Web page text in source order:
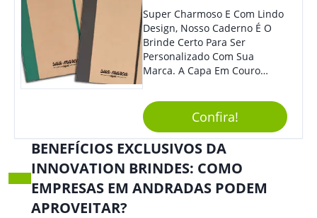
Super Charmoso E Com Lindo
Design, Nosso Caderno É O
Brinde Certo Para Ser
Personalizado Com Sua
Marca. A Capa Em Couro
Elástico Permite Maior
Segurança Ao Carregá-Lo.
Ofereça A Seus Clientes E
Colaboradores, Sem Dúvidas
Eles Irão Adorar.
Confira!
BENEFÍCIOS EXCLUSIVOS DA
INNOVATION BRINDES: COMO
EMPRESAS EM ANDRADAS PODEM
APROVEITAR?